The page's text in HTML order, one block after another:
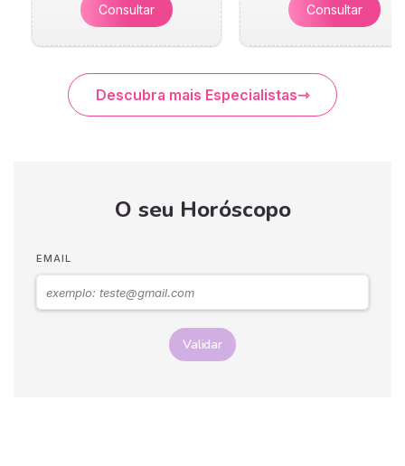
Consultar Consultar
Descubra mais Especialistas
O seu Horóscopo
EMAIL
Validar